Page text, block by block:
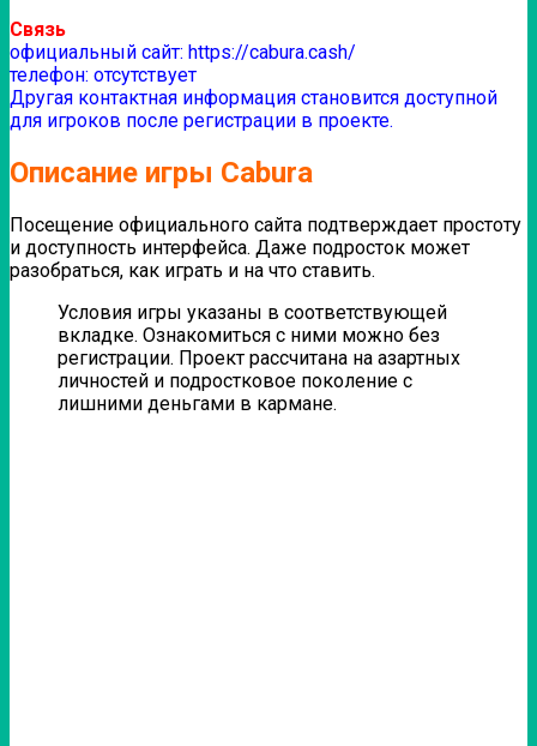
Связь
официальный сайт: https://cabura.cash/
телефон: отсутствует
Другая контактная информация становится доступной
для игроков после регистрации в проекте.
Описание игры Cabura
Посещение официального сайта подтверждает простоту
и доступность интерфейса. Даже подросток может
разобраться, как играть и на что ставить.
Условия игры указаны в соответствующей
вкладке. Ознакомиться с ними можно без
регистрации. Проект рассчитана на азартных
личностей и подростковое поколение с
лишними деньгами в кармане.